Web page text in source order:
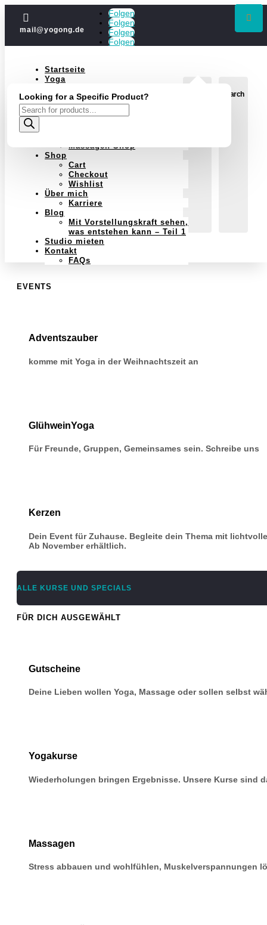

mail@yogong.de
Folgen
Folgen
Folgen
Folgen
Startseite
Yoga
Kurse
Einzelstunden
Yoga im Jahreskreis
Massagen Shop
Shop
Cart
Checkout
Wishlist
Über mich
Karriere
Blog
Mit Vorstellungskraft sehen,
was entstehen kann – Teil 1
Studio mieten
Kontakt
FAQs
Search
Looking for a Specific Product?
Products
search
EVENTS
Adventszauber
komme mit Yoga in der Weihnachtszeit an
GlühweinYoga
Für Freunde, Gruppen, Gemeinsames sein. Schreibe uns
Kerzen
Dein Event für Zuhause. Begleite dein Thema mit
Ab November erhältlich.
ALLE KURSE UND SPECIALS
FÜR DICH AUSGEWÄHLT
Gutscheine
Deine Lieben wollen Yoga, Massage oder sollen selbst
Yogakurse
Wiederholungen bringen Ergebnisse. Unsere Kurse sind
Massagen
Stress abbauen und wohlfühlen, Muskelverspannungen